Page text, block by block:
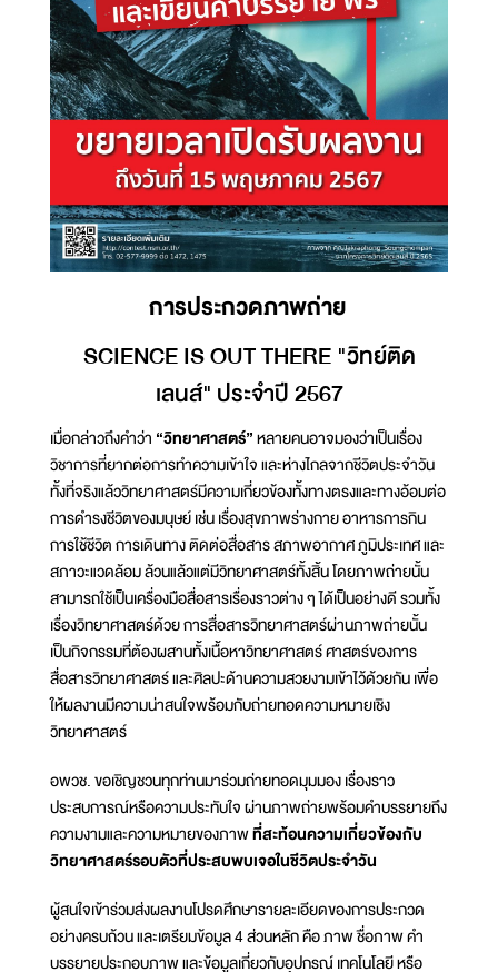
การประกวดภาพถ่าย
SCIENCE IS OUT THERE "วิทย์ติด
เลนส์" ประจำปี 2567
เมื่อกล่าวถึงคำว่า “วิทยาศาสตร์”หลายคนอาจมองว่าเป็นเรื่อง
วิชาการที่ยากต่อการทำความเข้าใจ และห่างไกลจากชีวิตประจำวัน
ทั้งที่จริงแล้ววิทยาศาสตร์มีความเกี่ยวข้องทั้งทางตรงและทางอ้อมต่อ
การดำรงชีวิตของมนุษย์ เช่น เรื่องสุขภาพร่างกาย อาหารการกิน
การใช้ชีวิต การเดินทาง ติดต่อสื่อสาร สภาพอากาศ ภูมิประเทศ และ
สภาวะแวดล้อม ล้วนแล้วแต่มีวิทยาศาสตร์ทั้งสิ้น โดยภาพถ่ายนั้น
สามารถใช้เป็นเครื่องมือสื่อสารเรื่องราวต่าง ๆ ได้เป็นอย่างดี รวมทั้ง
เรื่องวิทยาศาสตร์ด้วย การสื่อสารวิทยาศาสตร์ผ่านภาพถ่ายนั้น
เป็นกิจกรรมที่ต้องผสานทั้งเนื้อหาวิทยาศาสตร์ ศาสตร์ของการ
สื่อสารวิทยาศาสตร์ และศิลปะด้านความสวยงามเข้าไว้ด้วยกัน เพื่อ
ให้ผลงานมีความน่าสนใจพร้อมกับถ่ายทอดความหมายเชิง
วิทยาศาสตร์
อพวช. ขอเชิญชวนทุกท่านมาร่วมถ่ายทอดมุมมอง เรื่องราว
ประสบการณ์หรือความประทับใจ ผ่านภาพถ่ายพร้อมคำบรรยายถึง
ความงามและความหมายของภาพที่สะท้อนความเกี่ยวข้องกับ
วิทยาศาสตร์รอบตัวที่ประสบพบเจอในชีวิตประจำวัน
ผู้สนใจเข้าร่วมส่งผลงานโปรดศึกษารายละเอียดของการประกวด
อย่างครบถ้วน และเตรียมข้อมูล 4 ส่วนหลัก คือ ภาพ ชื่อภาพ คำ
บรรยายประกอบภาพ และข้อมูลเกี่ยวกับอุปกรณ์ เทคโนโลยี หรือ